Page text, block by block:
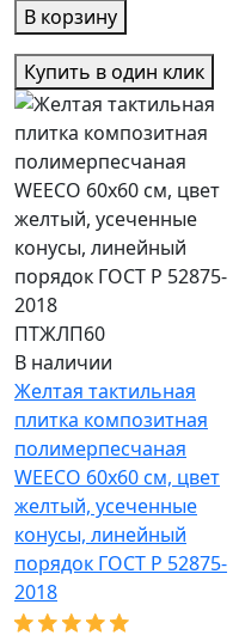
В корзину
Купить в один клик
ПТЖЛП60
В наличии
Желтая тактильная
плитка композитная
полимерпесчаная
WEECO 60х60 см, цвет
желтый, усеченные
конусы, линейный
порядок ГОСТ Р 52875-
2018